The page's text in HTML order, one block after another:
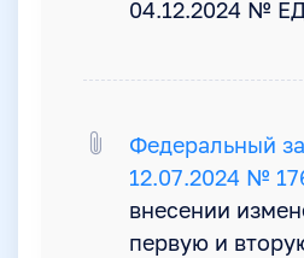
04.12.2024 №
Федеральный
12.07.2024 №
внесении
первую и